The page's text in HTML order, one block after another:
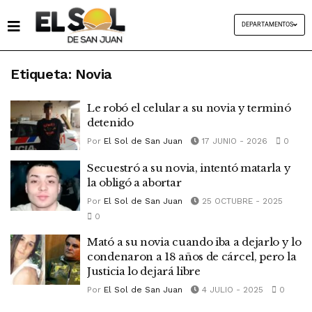
DEPARTAMENTOS
Etiqueta: Novia
Le robó el celular a su novia y terminó
detenido
Por El Sol de San Juan 17 JUNIO - 2026 0
Secuestró a su novia, intentó matarla y
la obligó a abortar
Por El Sol de San Juan
25 OCTUBRE - 2025
0
Mató a su novia cuando iba a dejarlo y lo
condenaron a 18 años de cárcel, pero la
Justicia lo dejará libre
Por El Sol de San Juan 4 JULIO - 2025 0